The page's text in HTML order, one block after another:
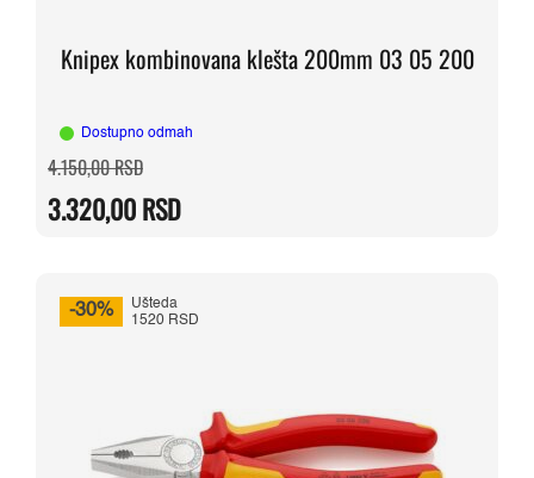
Knipex kombinovana klešta 200mm 03 05 200
Dostupno odmah
4.150,00RSDOriginalna
cena
bila:
4.150,00 RSD.
3.320,00RSD
Trenutna
cena
3.320,00 RSD.
-30%
Ušteda
1520 RSD